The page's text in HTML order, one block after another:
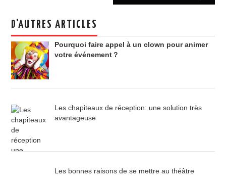
D’AUTRES ARTICLES
Pourquoi faire appel à un clown pour animer
votre événement ?
Les chapiteaux de réception: une solution très
avantageuse
Les bonnes raisons de se mettre au théâtre